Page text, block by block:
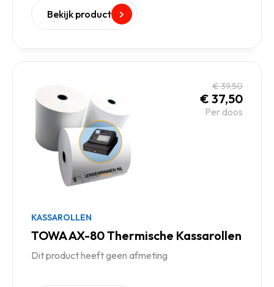
Bekijk product
€39,50
€ 37,50
Per doos
KASSAROLLEN
TOWA AX-80 Thermische Kassarollen
Dit product heeft geen afmeting